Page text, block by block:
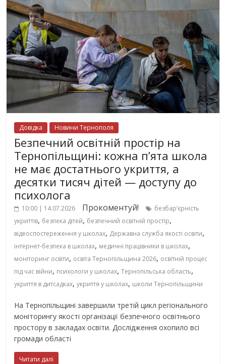
Довідка Новини Тернополя
Безпечний освітній простір на
Тернопільщині: кожна п’ята школа
не має достатнього укриття, а
десятки тисяч дітей — доступу до
психолога
10:00 | 14.07.2026 Прокоментуй!
безбар’єрність
укриттів, безпека дітей, безпечний освітній простір,
відеоспостереження у школах, Державна служба якості освіти,
інтернет-безпека в школах, медичні працівники в школах,
моніторинг освіти, освіта Тернопільщина 2026, освітній процес
під час війни, психологи у школах,Тернопільська область,
укриття в дитсадках,укриття у школах, школи Тернопільщини
На Тернопільщині завершили третій цикл регіонального
моніторингу якості організації безпечного освітнього
простору в закладах освіти. Дослідження охопило всі
громади області
Читати далі